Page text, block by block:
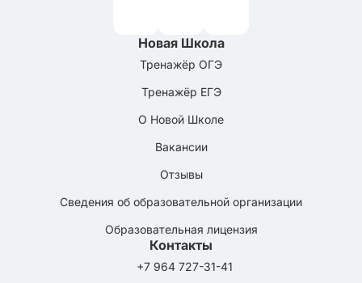
Новая Школа
Тренажёр ОГЭ
Тренажёр ЕГЭ
О Новой Школе
Вакансии
Отзывы
Сведения об образовательной организации
Образовательная лицензия
Контакты
+7 964 727-31-41